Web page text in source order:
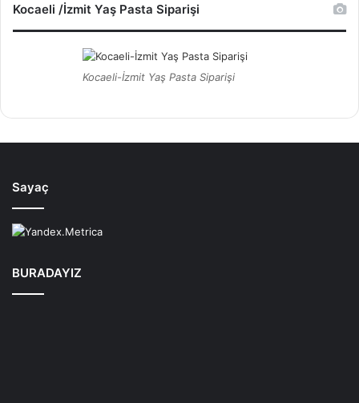
Kocaeli /İzmit Yaş Pasta Siparişi
Kocaeli-İzmit Yaş Pasta Siparişi
Sayaç
BURADAYIZ